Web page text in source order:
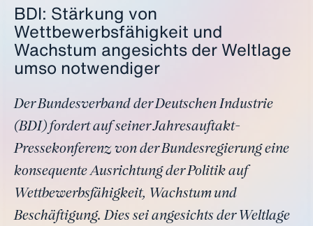
BDI: Stärkung von
Wettbewerbsfähigkeit und
Wachstum angesichts der Weltlage
umso notwendiger
Der Bundesverband der Deutschen Industrie
(BDI) fordert auf seiner Jahresauftakt-
Pressekonferenz von der Bundesregierung eine
konsequente Ausrichtung der Politik auf
Wettbewerbsfähigkeit, Wachstum und
Beschäftigung. Dies sei angesichts der Weltlage